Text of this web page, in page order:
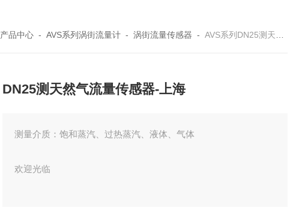
产品中心 -AVS系列涡街流量计 -涡街流量传感器 -AVS系列DN25测天然气流量传感器-上海
DN25测天然气流量传感器-上海
测量介质：饱和蒸汽、过热蒸汽、液体、气体
欢迎光临